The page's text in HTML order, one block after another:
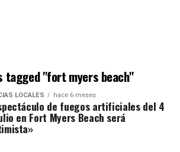
tagged "fort myers beach"
LOCALES hace 6 meses
de fuegos artificiales del 4
en Fort Myers Beach será